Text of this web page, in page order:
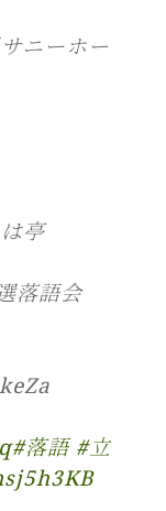
ニーホー
亭
落語会
#落語 #立